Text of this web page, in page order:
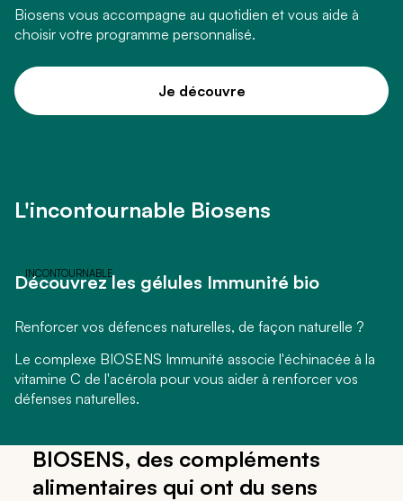
Biosens vous accompagne au quotidien et vous aide à
choisir votre programme personnalisé.
Je découvre
L'incontournable Biosens
Découvrez les gélules Immunité bio
Renforcer vos défences naturelles, de façon naturelle ?
Le complexe BIOSENS Immunité associe l'échinacée à la
vitamine C de l'acérola pour vous aider à renforcer vos
défenses naturelles.
BIOSENS, des compléments
alimentaires qui ont du sens